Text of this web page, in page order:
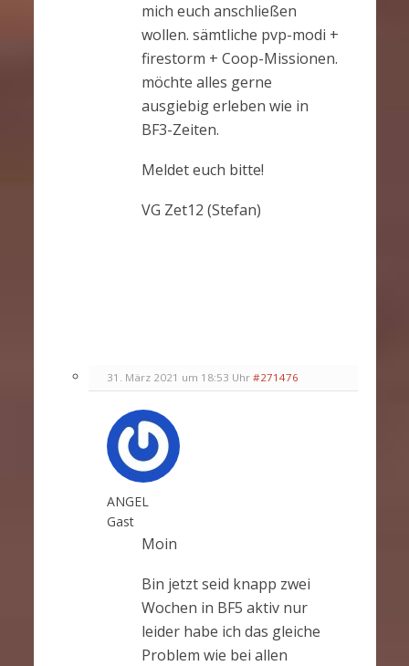
mich euch anschließen
wollen. sämtliche pvp-modi +
firestorm + Coop-Missionen.
möchte alles gerne
ausgiebig erleben wie in
BF3-Zeiten.
Meldet euch bitte!
VG Zet12 (Stefan)
31. März 2021 um 18:53 Uhr #271476
ANGEL
Gast
Moin
Bin jetzt seid knapp zwei
Wochen in BF5 aktiv nur
leider habe ich das gleiche
Problem wie bei allen